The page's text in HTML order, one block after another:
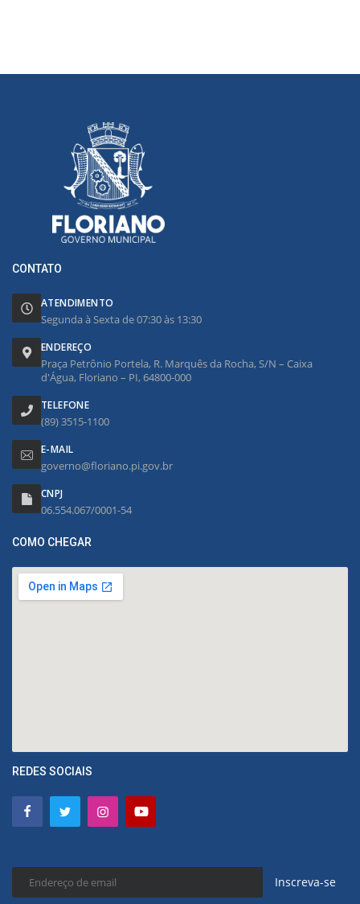
CONTATO
ATENDIMENTO
Segunda à Sexta de 07:30 às 13:30
ENDEREÇO
Praça Petrônio Portela, R. Marquês da Rocha, S/N – Caixa
d'Água, Floriano – PI, 64800-000
TELEFONE
(89) 3515-1100
E-MAIL
governo@floriano.pi.gov.br
CNPJ
06.554.067/0001-54
COMO CHEGAR
REDES SOCIAIS
Inscreva-se